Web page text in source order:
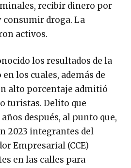
recibir dinero por
droga. La
activos.
los resultados de la
los cuales, además de
alto porcentaje admitió
turistas. Delito que
después, al punto que,
2023 integrantes del
Empresarial (CCE)
en las calles para